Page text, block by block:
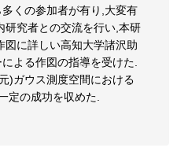
くの参加者が有り,大変有
研究者との交流を行い,本研
図に詳しい高知大学諸沢助
よる作図の指導を受けた.
)ガウス測度空間における
定の成功を収めた.